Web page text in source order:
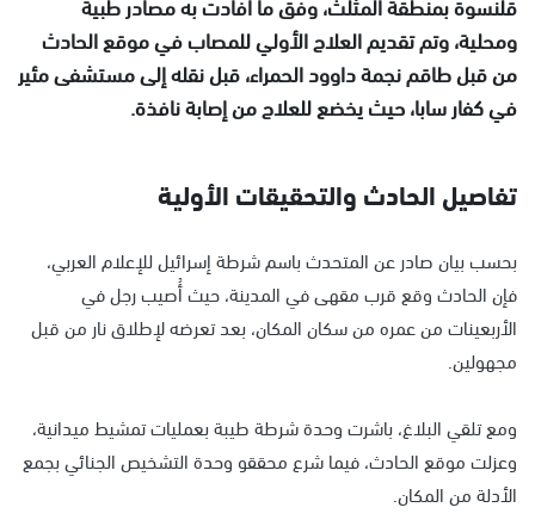
ومحلية، وتم تقديم العلاج الأولي للمصاب في موقع الحادث
من قبل طاقم نجمة داوود الحمراء، قبل نقله إلى مستشفى مئير
في كفار سابا، حيث يخضع للعلاج من إصابة نافذة.
تفاصيل الحادث والتحقيقات الأولية
بحسب بيان صادر عن المتحدث باسم شرطة إسرائيل للإعلام العربي،
فإن الحادث وقع قرب مقهى في المدينة، حيث أُصيب رجل في
الأربعينات من عمره من سكان المكان، بعد تعرضه لإطلاق نار من قبل
مجهولين.
ومع تلقي البلاغ، باشرت وحدة شرطة طيبة بعمليات تمشيط ميدانية،
وعزلت موقع الحادث، فيما شرع محققو وحدة التشخيص الجنائي بجمع
الأدلة من المكان.